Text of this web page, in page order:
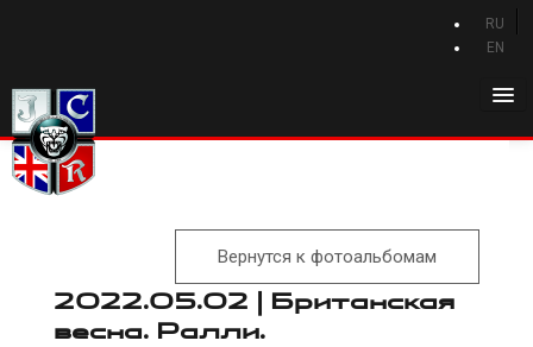
RU
EN
Главная
Новости Jaguar
Клуб
Вернутся к фотоальбомам
2022.05.02 | Британская
весна. Ралли.